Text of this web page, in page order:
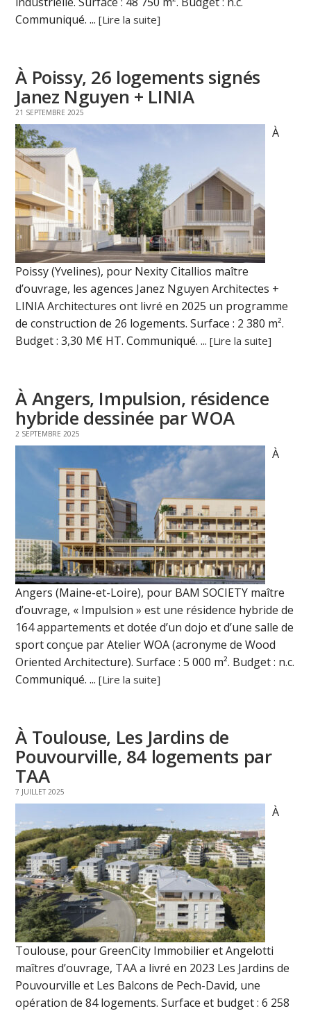
Communiqué. ...[Lire la suite]
À Poissy, 26 logements signés
Janez Nguyen + LINIA
21 SEPTEMBRE 2025
À
Poissy (Yvelines), pour Nexity Citallios maître
d’ouvrage, les agences Janez Nguyen Architectes +
LINIA Architectures ont livré en 2025 un programme
de construction de 26 logements. Surface : 2 380 m².
Budget : 3,30 M€ HT. Communiqué. ...[Lire la suite]
À Angers, Impulsion, résidence
hybride dessinée par WOA
2 SEPTEMBRE 2025
À
Angers (Maine-et-Loire), pour BAM SOCIETY maître
d’ouvrage, « Impulsion » est une résidence hybride de
164 appartements et dotée d’un dojo et d’une salle de
sport conçue par Atelier WOA (acronyme de Wood
Oriented Architecture). Surface : 5 000 m². Budget : n.c.
Communiqué. ...[Lire la suite]
À Toulouse, Les Jardins de
Pouvourville, 84 logements par
TAA
7 JUILLET 2025
À
Toulouse, pour GreenCity Immobilier et Angelotti
maîtres d’ouvrage, TAA a livré en 2023 Les Jardins de
Pouvourville et Les Balcons de Pech-David, une
opération de 84 logements. Surface et budget : 6 258